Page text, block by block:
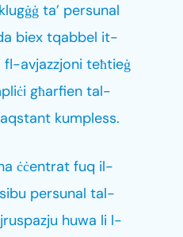
ta’ persunal
biex tqabbel it-
avjazzjoni teħtieġ
għarfien tal-
kumpless.
ċċentrat fuq il-
persunal tal-
huwa li l-